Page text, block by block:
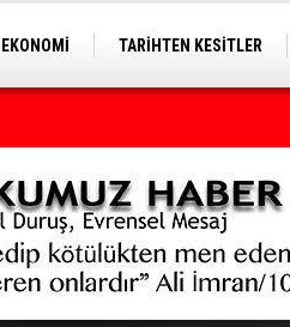
EKONOMİ TARİHTEN KESİTLER